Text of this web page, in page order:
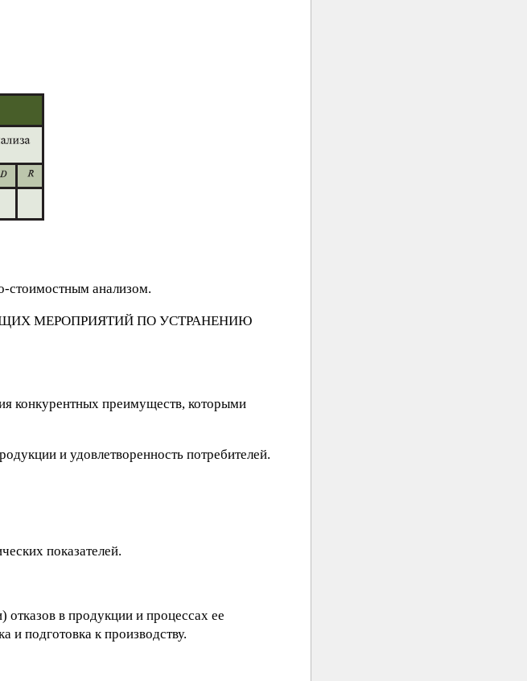
стоимостным анализом.
МЕРОПРИЯТИЙ ПО УСТРАНЕНИЮ
конкурентных преимуществ, которыми
и удовлетворенность потребителей.
показателей.
в продукции и процессах ее
и подготовка к производству.